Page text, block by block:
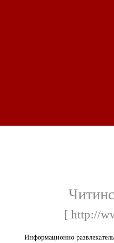
[ http://
Информационно